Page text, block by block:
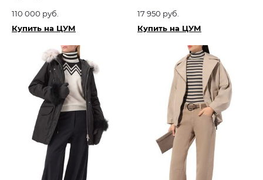
110 000 руб.
Купить на ЦУМ
17 950 руб.
Купить на ЦУМ